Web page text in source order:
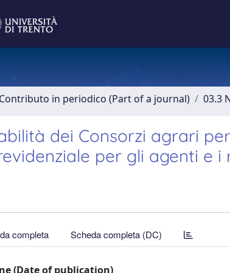
in periodico (Part of a journal) 03.3
dei Consorzi agrari
per gli agenti e i
completa Scheda completa (DC)
(Date of publication)